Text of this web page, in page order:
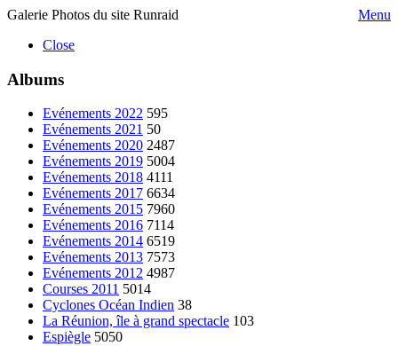
Galerie Photos du site Runraid
Menu
Close
Albums
Evénements 2022 595
Evénements 2021 50
Evénements 2020 2487
Evénements 2019 5004
Evénements 2018 4111
Evénements 2017 6634
Evénements 2015 7960
Evénements 2016 7114
Evénements 2014 6519
Evénements 2013 7573
Evénements 2012 4987
Courses 2011 5014
Cyclones Océan Indien 38
La Réunion, île à grand spectacle 103
Espiègle 5050